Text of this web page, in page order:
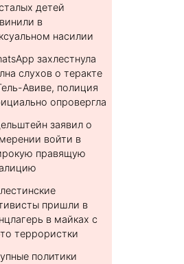
детей
в
насилии
захлестнула
слухов о теракте
Авиве, полиция
опровергла
заявил о
войти в
правящую
пришли в
в майках с
террористки
политики